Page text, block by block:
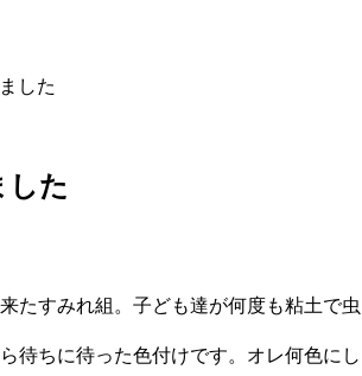
した
した
たすみれ組。子ども達が何度も粘土で
待ちに待った色付けです。オレ何色に